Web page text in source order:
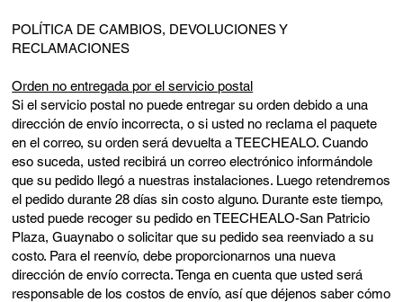
POLÍTICA DE CAMBIOS, DEVOLUCIONES Y
RECLAMACIONES
Orden no entregada por el servicio postal
Si el servicio postal no puede entregar su orden debido a una
dirección de envío incorrecta, o si usted no reclama el paquete
en el correo, su orden será devuelta a TEECHEALO. Cuando
eso suceda, usted recibirá un correo electrónico informándole
que su pedido llegó a nuestras instalaciones. Luego retendremos
el pedido durante 28 días sin costo alguno. Durante este tiempo,
usted puede recoger su pedido en TEECHEALO-San Patricio
Plaza, Guaynabo o solicitar que su pedido sea reenviado a su
costo. Para el reenvío, debe proporcionarnos una nueva
dirección de envío correcta. Tenga en cuenta que usted será
responsable de los costos de envío, así que déjenos saber cómo